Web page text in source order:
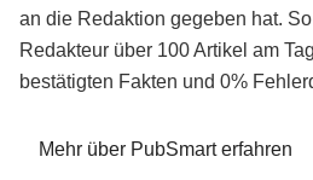
an die Redaktion gegeben hat.
Redakteur über 100 Artikel am
bestätigten Fakten und 0%
Mehr über PubSmart erfahren